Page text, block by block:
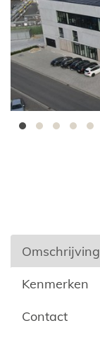
Omschrijving
Kenmerken
Contact